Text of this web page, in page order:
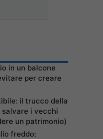
in un balcone
per creare
il trucco della
salvare i vecchi
un patrimonio)
freddo: